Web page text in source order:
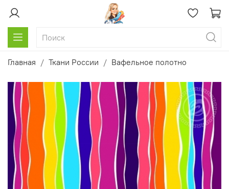
Главная Ткани России Вафельное полотно